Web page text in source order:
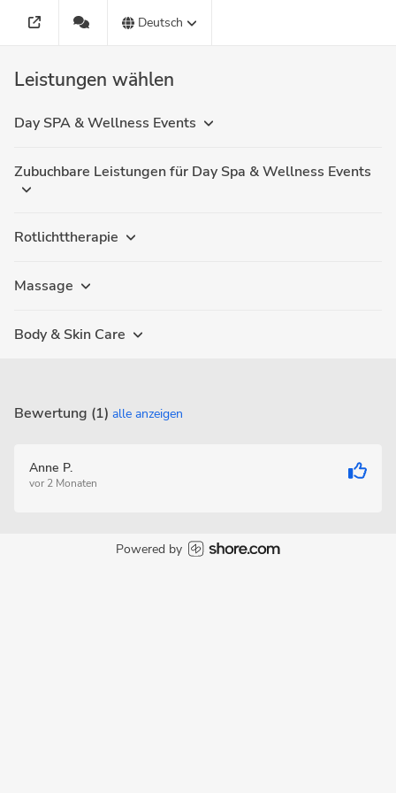
Deutsch
Leistungen wählen
Day SPA & Wellness Events
Zubuchbare Leistungen für Day Spa & Wellness Events
Rotlichttherapie
Massage
Body & Skin Care
Bewertung (1) alle anzeigen
Anne P.
vor 2 Monaten
Powered by